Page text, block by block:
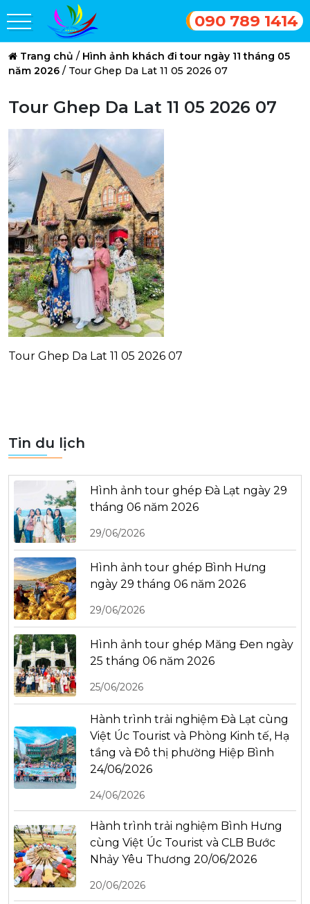
090 789 1414
Trang chủ / Hình ảnh khách đi tour ngày 11 tháng 05
năm 2026 / Tour Ghep Da Lat 11 05 2026 07
Tour Ghep Da Lat 11 05 2026 07
Tour Ghep Da Lat 11 05 2026 07
Tin du lịch
Hình ảnh tour ghép Đà Lạt ngày 29
tháng 06 năm 2026
29/06/2026
Hình ảnh tour ghép Bình Hưng
ngày 29 tháng 06 năm 2026
29/06/2026
Hình ảnh tour ghép Măng Đen ngày
25 tháng 06 năm 2026
25/06/2026
Hành trình trải nghiệm Đà Lạt cùng
Việt Úc Tourist và Phòng Kinh tế, Hạ
tầng và Đô thị phường Hiệp Bình
24/06/2026
24/06/2026
Hành trình trải nghiệm Bình Hưng
cùng Việt Úc Tourist và CLB Bước
Nhảy Yêu Thương 20/06/2026
20/06/2026